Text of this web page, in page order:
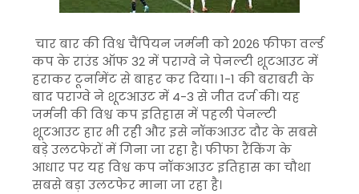
चार बार की विश्व चैंपियन जर्मनी को 2026 फीफा वर्ल्ड
कप के राउंड ऑफ 32 में पराग्वे ने पेनल्टी शूटआउट में
हराकर टूर्नामेंट से बाहर कर दिया। 1-1 की बराबरी के
बाद पराग्वे ने शूटआउट में 4-3 से जीत दर्ज की। यह
जर्मनी की विश्व कप इतिहास में पहली पेनल्टी
शूटआउट हार भी रही और इसे नॉकआउट दौर के सबसे
बड़े उलटफेरों में गिना जा रहा है। फीफा रैंकिंग के
आधार पर यह विश्व कप नॉकआउट इतिहास का चौथा
सबसे बड़ा उलटफेर माना जा रहा है।